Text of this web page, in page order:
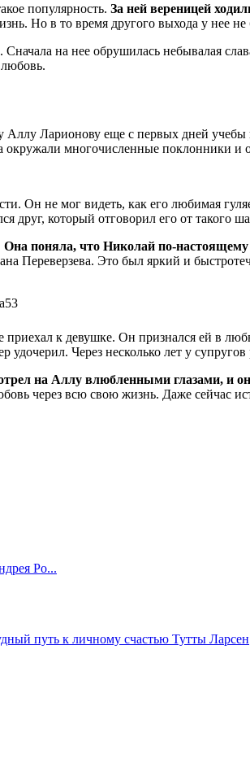
популярность. За ней вереницей
Но в то время другого выхода у нее не
на нее обрушилась небывалая
Ларионову еще с первых дней учебы
многочисленные поклонники и
Он не мог видеть, как его любимая
друг, который отговорил его от такого
Она поняла, что Николай по-настоящему
Переверзева. Это был яркий и
к девушке. Он признался ей в
Через несколько лет у
на Аллу влюбленными глазами, и
через всю свою жизнь. Даже сейчас
Ро...
путь к личному счастью Тутты Ларсен